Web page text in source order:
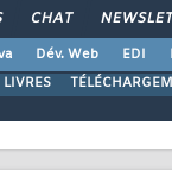
CHAT
Dév. Web EDI
LIVRES